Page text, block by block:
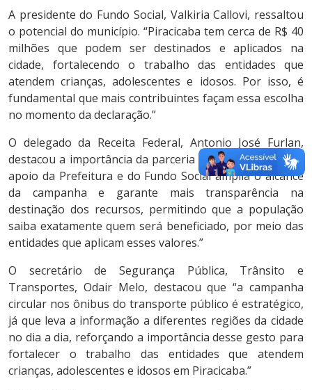
A presidente do Fundo Social, Valkiria Callovi, ressaltou
o potencial do município. “Piracicaba tem cerca de R$ 40
milhões que podem ser destinados e aplicados na
cidade, fortalecendo o trabalho das entidades que
atendem crianças, adolescentes e idosos. Por isso, é
fundamental que mais contribuintes façam essa escolha
no momento da declaração.”
O delegado da Receita Federal, Antonio José Furlan,
destacou a importância da parceria com o município. “O
apoio da Prefeitura e do Fundo Social amplia o alcance
da campanha e garante mais transparência na
destinação dos recursos, permitindo que a população
saiba exatamente quem será beneficiado, por meio das
entidades que aplicam esses valores.”
O secretário de Segurança Pública, Trânsito e
Transportes, Odair Melo, destacou que “a campanha
circular nos ônibus do transporte público é estratégico,
já que leva a informação a diferentes regiões da cidade
no dia a dia, reforçando a importância desse gesto para
fortalecer o trabalho das entidades que atendem
crianças, adolescentes e idosos em Piracicaba.”